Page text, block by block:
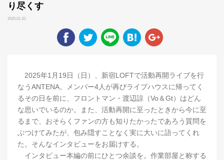
り尽くす
2025.01.10
2025年1月19日（日）、新宿LOFTで活動再開ライブを行
なうANTENA。メンバー4人が再びライブハウスに帰ってく
るその日を前に、フロントマン・渡辺諒（Vo＆Gt）はどん
な思いでいるのか。また、活動再開に至ったときから今に至
るまで、おそらくファンの方も知りたかったであろう質問を
ぶつけてみたが、包み隠すことなく実に大いに語ってくれ
た。そんなインタビューをお届けする。
インタビュー本編の前にひとつ余談を。作業部屋と称する